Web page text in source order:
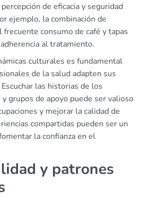
de eficacia y seguridad
ejemplo, la combinación de
consumo de café y tapas
al tratamiento.
culturales es fundamental
de la salud adapten sus
las historias de los
grupos de apoyo puede ser valioso
y mejorar la calidad de
compartidas pueden ser un
la confianza en el
y patrones